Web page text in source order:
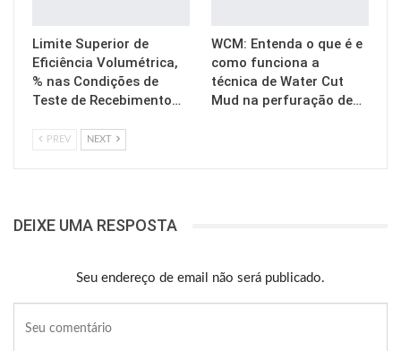
Limite Superior de
Eficiência Volumétrica,
% nas Condições de
Teste de Recebimento…
WCM: Entenda o que é e
como funciona a
técnica de Water Cut
Mud na perfuração de…
PREV NEXT
DEIXE UMA RESPOSTA
Seu endereço de email não será publicado.